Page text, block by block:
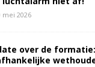
mei 2026
over de